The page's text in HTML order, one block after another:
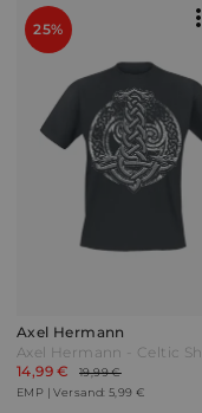
25%
Axel Hermann
14,99 €
19,99 €
EMP | Versand: 5,99 €